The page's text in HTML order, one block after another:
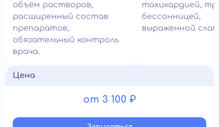
объём растворов,
расширенный состав
препаратов,
обязательный контроль
врача.
тахикардией,
бессонницей,
выраженной
Цена
от 3 100 ₽